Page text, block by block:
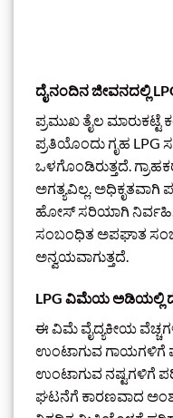
ದೈನಂದಿನ ಜೀವನದಲ್ಲಿ
ಪ್ರಮುಖ ತೈಲ
ಪ್ರತಿಯೊಂದು ಗೃಹ
ಒಳಗೊಂಡಿರುತ್ತದೆ.
ಅಗತ್ಯವಿಲ್ಲ. ಅಧಿಕೃತವಾಗಿ
ಹೋಸ್ ಸರಿಯಾಗಿ
ಸಂಬಂಧಿತ ಅಪಘಾತ
ಅನ್ವಯವಾಗುತ್ತದೆ.
LPG ವಿಮೆಯ ಅಡಿಯಲ್ಲಿ
ಈ ವಿಮೆ ವೈದ್ಯಕೀಯ
ಉಂಟಾಗುವ ಗಾಯಗಳಿಗೆ
ಉಂಟಾಗುವ ನಷ್ಟಗಳಿಗೆ
ಘಟನೆಗೆ ಕಾರಣವಾದ